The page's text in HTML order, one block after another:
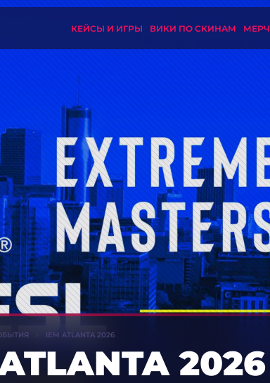
КЕЙСЫ И ИГРЫ ВИКИ ПО СКИНАМ МЕРЧ
IEM ATLANTA 2026
2026